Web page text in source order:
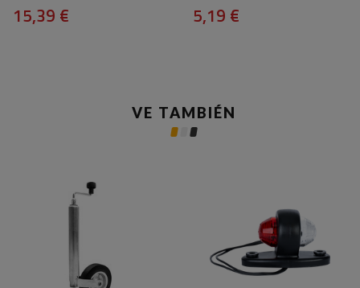
15,39 € 5,19 €
VE TAMBIÉN